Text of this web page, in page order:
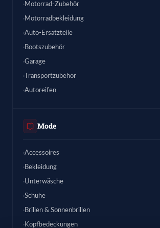
Motorrad-Zubehör
Motorradbekleidung
Auto-Ersatzteile
Bootszubehör
Garage
Transportzubehör
Autoreifen
Mode
Accessoires
Bekleidung
Unterwäsche
Schuhe
Brillen & Sonnenbrillen
Kopfbedeckungen